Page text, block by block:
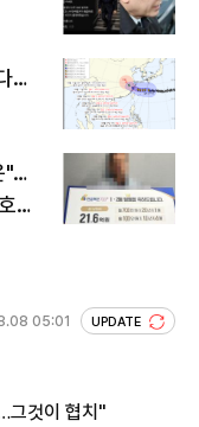
…
"…
조
05:01 UPDATE
그것이 협치"